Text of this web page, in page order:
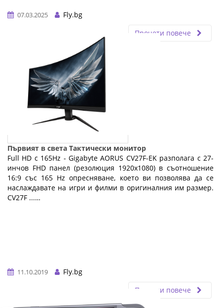
…
07.03.2025
Fly.bg
Прочети повече
Първият в света Тактически монитор
Full HD с 165Hz - Gigabyte AORUS CV27F-EK разполага с 27-
инчов FHD панел (резолюция 1920x1080) в съотношение
16:9 със 165 Hz опресняване, което ви позволява да се
наслаждавате на игри и филми в оригиналния им размер.
CV27F ...…
11.10.2019
Fly.bg
Прочети повече